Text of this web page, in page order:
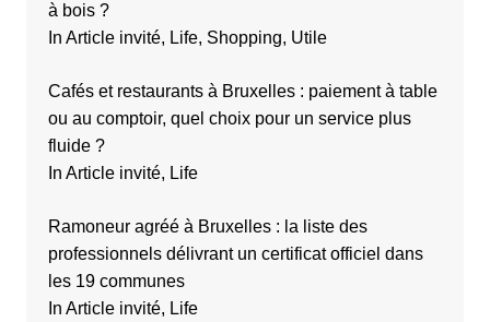
à bois ?
In Article invité, Life, Shopping, Utile
Cafés et restaurants à Bruxelles : paiement à table
ou au comptoir, quel choix pour un service plus
fluide ?
In Article invité, Life
Ramoneur agréé à Bruxelles : la liste des
professionnels délivrant un certificat officiel dans
les 19 communes
In Article invité, Life